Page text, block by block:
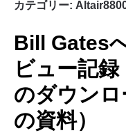
カテゴリー:
Bill Gates
ビュー記
のダウン
の資料）